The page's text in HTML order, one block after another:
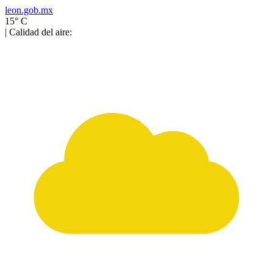
leon.gob.mx
15° C
| Calidad del aire: